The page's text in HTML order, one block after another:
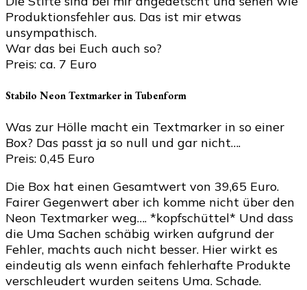
Produktionsfehler aus. Das ist mir etwas
unsympathisch.
War das bei Euch auch so?
Preis: ca. 7 Euro
Stabilo Neon Textmarker in Tubenform
Was zur Hölle macht ein Textmarker in so einer
Box? Das passt ja so null und gar nicht….
Preis: 0,45 Euro
Die Box hat einen Gesamtwert von 39,65 Euro.
Fairer Gegenwert aber ich komme nicht über den
Neon Textmarker weg…. *kopfschüttel* Und dass
die Uma Sachen schäbig wirken aufgrund der
Fehler, machts auch nicht besser. Hier wirkt es
eindeutig als wenn einfach fehlerhafte Produkte
verschleudert wurden seitens Uma. Schade.